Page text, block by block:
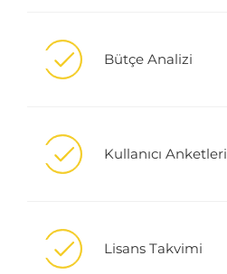
Bütçe Analizi
Kullanıcı Anketleri
Lisans Takvimi